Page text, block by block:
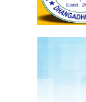
खेलकुद